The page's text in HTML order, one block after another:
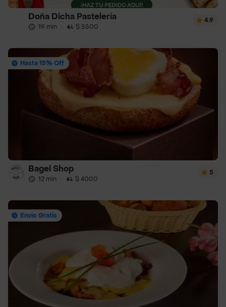
Doña Dicha Pastelería
19 min · $ 5500
4.9
Hasta 15% Off
Bagel Shop
12 min · $ 4000
5
Envío Gratis